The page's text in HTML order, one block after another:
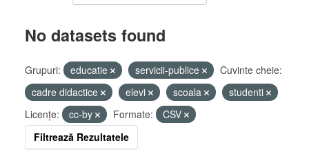
No datasets found
Grupuri: educatie servicii-publice
Cuvinte cheie:
cadre didactice
elevi scoala
studenti
Licenţe:
cc-by Formate:
CSV
Filtrează Rezultatele